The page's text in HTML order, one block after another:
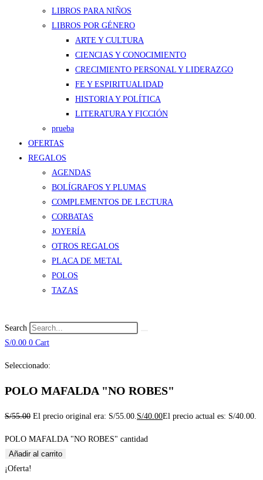
LIBROS PARA NIÑOS
LIBROS POR GÉNERO
ARTE Y CULTURA
CIENCIAS Y CONOCIMIENTO
CRECIMIENTO PERSONAL Y LIDERAZGO
FE Y ESPIRITUALIDAD
HISTORIA Y POLÍTICA
LITERATURA Y FICCIÓN
prueba
OFERTAS
REGALOS
AGENDAS
BOLÍGRAFOS Y PLUMAS
COMPLEMENTOS DE LECTURA
CORBATAS
JOYERÍA
OTROS REGALOS
PLACA DE METAL
POLOS
TAZAS
Search
S/0.00 0 Cart
Seleccionado:
POLO MAFALDA "NO ROBES"
S/55.00 El precio original era: S/55.00. S/40.00El precio actual es: S/40.00.
POLO MAFALDA "NO ROBES" cantidad
Añadir al carrito
¡Oferta!